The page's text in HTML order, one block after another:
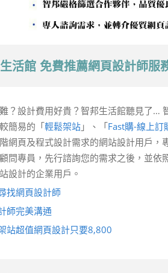
活館 免費推薦網頁設計師服
？設計費用好貴？智邦生活館聽見了…
簡易的「輕鬆架站 」、「Fast購-線上訂
網頁及程式設計需求的網站設計用戶
問專員，先行諮詢您的需求之後，並
設計的企業用戶。
找網頁設計師
師完美溝通
站超值網頁設計只要8,800